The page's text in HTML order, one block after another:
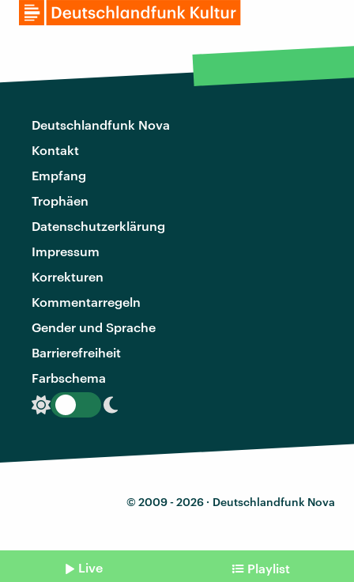
Deutschlandfunk Nova
Kontakt
Empfang
Trophäen
Datenschutzerklärung
Impressum
Korrekturen
Kommentarregeln
Gender und Sprache
Barrierefreiheit
Farbschema
© 2009 - 2026 · Deutschlandfunk Nova
Live Playlist